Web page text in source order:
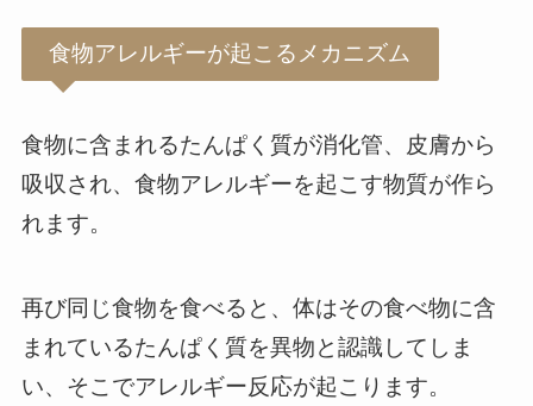
食物アレルギーが起こるメカニズム
食物に含まれるたんぱく質が消化管、皮膚から
吸収され、食物アレルギーを起こす物質が作ら
れます。
再び同じ食物を食べると、体はその食べ物に含
まれているたんぱく質を異物と認識してしま
い、そこでアレルギー反応が起こります。